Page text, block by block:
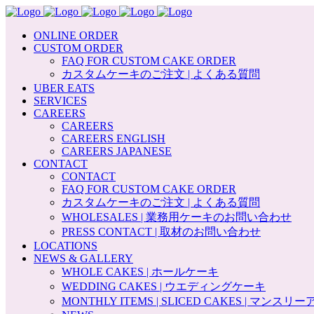
ONLINE ORDER
CUSTOM ORDER
FAQ FOR CUSTOM CAKE ORDER
カスタムケーキのご注文 | よくある質問
UBER EATS
SERVICES
CAREERS
CAREERS
CAREERS ENGLISH
CAREERS JAPANESE
CONTACT
CONTACT
FAQ FOR CUSTOM CAKE ORDER
カスタムケーキのご注文 | よくある質問
WHOLESALES | 業務用ケーキのお問い合わせ
PRESS CONTACT | 取材のお問い合わせ
LOCATIONS
NEWS & GALLERY
WHOLE CAKES | ホールケーキ
WEDDING CAKES | ウエディングケーキ
MONTHLY ITEMS | SLICED CAKES | マンスリー